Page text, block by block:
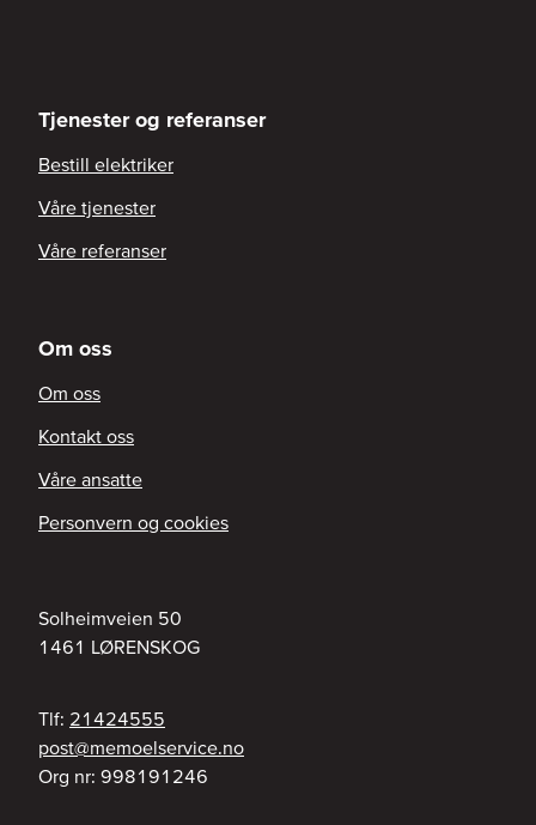
Solheimveien 50
1461 LØRENSKOG
Tlf: 21424555
on.ecivresleomem@tsop
Org nr: 998191246
Tjenester og referanser
Bestill elektriker
Våre tjenester
Våre referanser
Om oss
Om oss
Kontakt oss
Våre ansatte
Personvern og cookies